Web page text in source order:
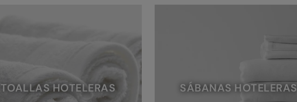
TOALLAS HOTELERAS SÁBANAS HOTELERAS